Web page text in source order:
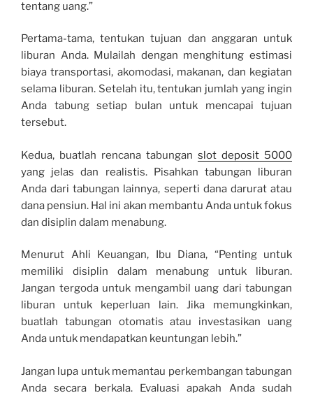
tentang uang.”
Pertama-tama, tentukan tujuan dan anggaran untuk
liburan Anda. Mulailah dengan menghitung estimasi
biaya transportasi, akomodasi, makanan, dan kegiatan
selama liburan. Setelah itu, tentukan jumlah yang ingin
Anda tabung setiap bulan untuk mencapai tujuan
tersebut.
Kedua, buatlah rencana tabungan slot deposit 5000
yang jelas dan realistis. Pisahkan tabungan liburan
Anda dari tabungan lainnya, seperti dana darurat atau
dana pensiun. Hal ini akan membantu Anda untuk fokus
dan disiplin dalam menabung.
Menurut Ahli Keuangan, Ibu Diana, “Penting untuk
memiliki disiplin dalam menabung untuk liburan.
Jangan tergoda untuk mengambil uang dari tabungan
liburan untuk keperluan lain. Jika memungkinkan,
buatlah tabungan otomatis atau investasikan uang
Anda untuk mendapatkan keuntungan lebih.”
Jangan lupa untuk memantau perkembangan tabungan
Anda secara berkala. Evaluasi apakah Anda sudah